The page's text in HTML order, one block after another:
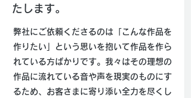
たします。
弊社にご依頼くださるのは「こんな作品を
作りたい」という思いを抱いて作品を作ら
れている方ばかりです。我々はその理想の
作品に流れている音や声を現実のものにす
るため、お客さまに寄り添い全力を尽くし